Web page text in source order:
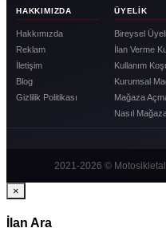
HAKKIMIZDA
Hakkımızda
Reklam
İletişim
Blog
Gizlilik Politikası
ÜYELIK
Bireysel
İlan Verme
Kullanım
Kurumsal
Mağaza
Nasıl
2021-2026 ©
×
İlan Ara